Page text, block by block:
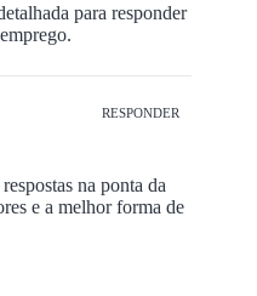
para responder
RESPONDER
na ponta da
e a melhor forma de